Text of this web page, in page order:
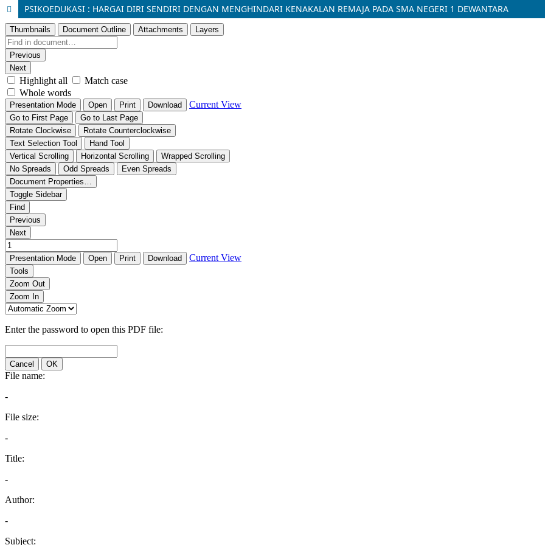
PSIKOEDUKASI : HARGAI DIRI SENDIRI DENGAN MENGHINDARI KENAKALAN REMAJA PADA SMA NEGERI 1 DEWANTARA